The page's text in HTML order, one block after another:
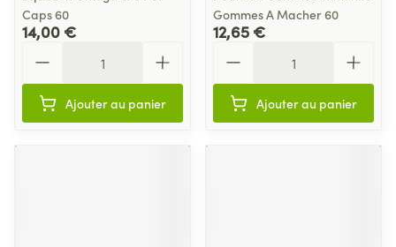
Caps 60
14,00 €
Ajouter au panier
Gommes A Macher 60
12,65 €
Ajouter au panier